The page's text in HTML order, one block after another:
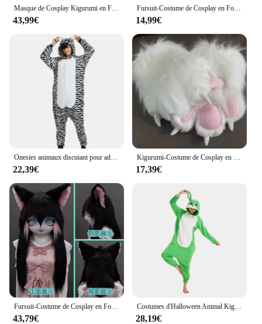
Masque de Cosplay Kigurumi en Fourrure, Casque, Tête de Patte, Comiket, Animal, Chat, Lapin, Bête, Beurre
43,99€
Fursuit-Costume de Cosplay en Fourrure, Casque, Tête de Patte, Base Comiket, Kig Kigurumi, Animal, Chat, Lapin, Bête au Beurre, Masque
14,99€
Onesies animaux discutant pour adultes, tigre, léopard, loup, renard, zèbre, hippopotame, koala, chauve-souris, lapin, chinchilla, équation grenouille, PenEcolDog Kigurumi
22,39€
Kigurumi-Costume de Cosplay en Fourrure pour Carnaval, Vêtement de Sauna, Tête de Patte, Animal, Chat, Lapin, Bête, Masque, Nouvelle Collection
17,39€
43,79€
Costumes d'Halloween Animal Kigurumi pour Adultes, Onesies de Dessin Animé, Pyjamas Lapin, PenEcolGoat, Chat bal inocéros, Vache Raton Laveur
28,19€